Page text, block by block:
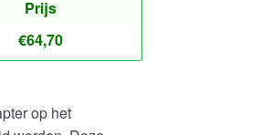
Prijs
€64,70
op het